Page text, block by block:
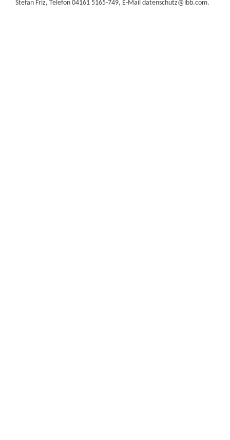
Stefan Friz, Telefon 04161 5165-749, E-Mail datenschutz@ibb.com.